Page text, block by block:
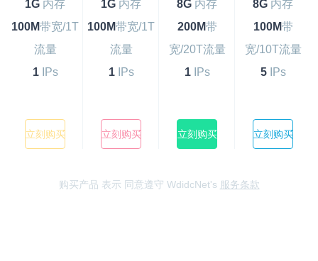
1G 内存
100M带宽/1T
流量
1IPs
立刻购买
1G 内存
100M带宽/1T
流量
1IPs
立刻购买
8G 内存
200M带
宽/20T流量
1IPs
立刻购买
8G 内存
100M带
宽/10T流量
5IPs
立刻购买
购买产品 表示 同意遵守 WdidcNet's 服务条款